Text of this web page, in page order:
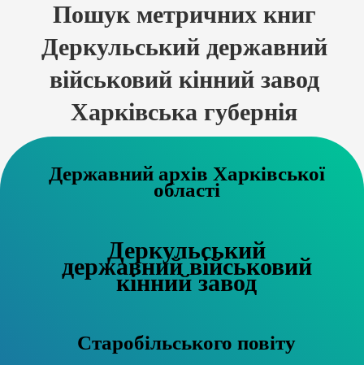
Пошук метричних книг
Деркульський державний
військовий кінний завод
Харківська губернія
Державний архів Харківської
області
Деркульський
державний військовий
кінний завод
Старобільського повіту